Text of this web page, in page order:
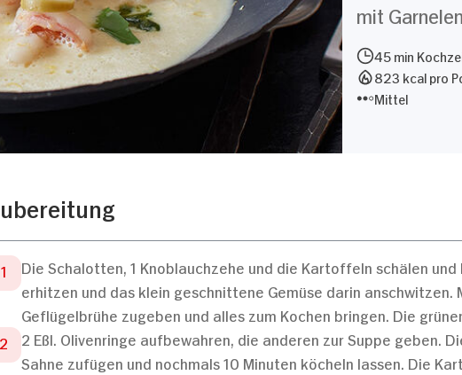
mit
45 min
823 kcal pro
Mittel
Die Schalotten, 1 Knoblauchzehe und die Kartoffeln schälen
erhitzen und das klein geschnittene Gemüse darin anschwitzen.
Geflügelbrühe zugeben und alles zum Kochen bringen. Die
2 Eßl. Olivenringe aufbewahren, die anderen zur Suppe geben.
Sahne zufügen und nochmals 10 Minuten köcheln lassen. Die